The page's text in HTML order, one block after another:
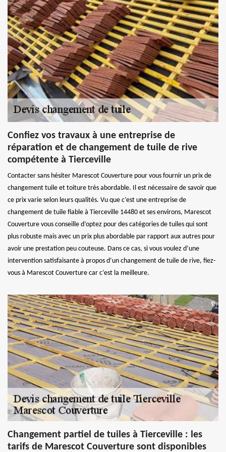
Confiez vos travaux à une entreprise de
réparation et de changement de tuile de rive
compétente à Tierceville
Contacter sans hésiter Marescot Couverture pour vous fournir un prix de
changement tuile et toiture très abordable. Il est nécessaire de savoir que
ce prix varie selon leurs qualités. Vu que c’est une entreprise de
changement de tuile fiable à Tierceville 14480 et ses environs, Marescot
Couverture vous conseille d’optez pour des catégories de tuiles qui sont
plus robuste mais avec un prix plus abordable par rapport aux autres pour
avoir une prestation peu couteuse. Dans ce cas, si vous voulez d’une
intervention satisfaisante à propos d’un changement de tuile de rive, fiez-
vous à Marescot Couverture car c’est la meilleure.
Changement partiel de tuiles à Tierceville : les
tarifs de Marescot Couverture sont disponibles